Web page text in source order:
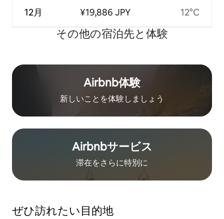
12月 ¥19,886 JPY 12°C
その他の宿⁠泊⁠先と体⁠験
Airbnb体験
新しいことを体験しましょう
Airbnb⁠サ⁠ー⁠ビ⁠ス
滞在をさ⁠ら⁠に特⁠別⁠に
ぜひ訪⁠れ⁠た⁠い目⁠的⁠地